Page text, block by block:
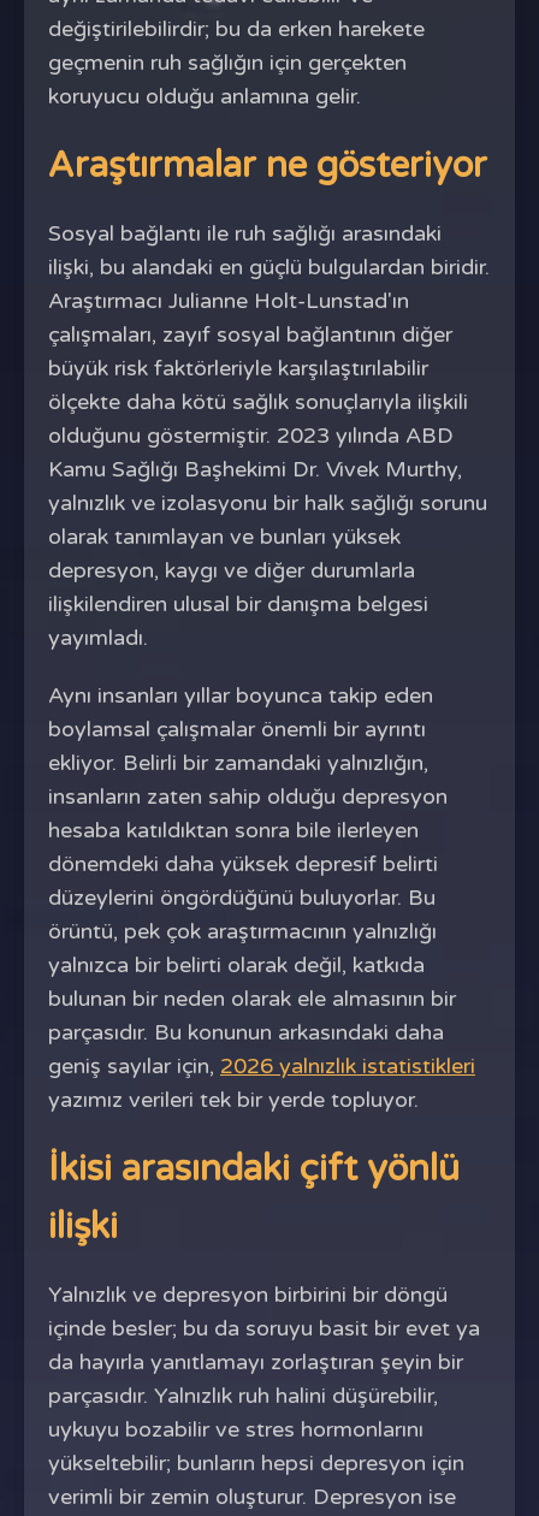
değiştirilebilirdir; bu da erken harekete
geçmenin ruh sağlığın için gerçekten
koruyucu olduğu anlamına gelir.
Araştırmalar ne gösteriyor
Sosyal bağlantı ile ruh sağlığı arasındaki
ilişki, bu alandaki en güçlü bulgulardan biridir.
Araştırmacı Julianne Holt-Lunstad'ın
çalışmaları, zayıf sosyal bağlantının diğer
büyük risk faktörleriyle karşılaştırılabilir
ölçekte daha kötü sağlık sonuçlarıyla ilişkili
olduğunu göstermiştir. 2023 yılında ABD
Kamu Sağlığı Başhekimi Dr. Vivek Murthy,
yalnızlık ve izolasyonu bir halk sağlığı sorunu
olarak tanımlayan ve bunları yüksek
depresyon, kaygı ve diğer durumlarla
ilişkilendiren ulusal bir danışma belgesi
yayımladı.
Aynı insanları yıllar boyunca takip eden
boylamsal çalışmalar önemli bir ayrıntı
ekliyor. Belirli bir zamandaki yalnızlığın,
insanların zaten sahip olduğu depresyon
hesaba katıldıktan sonra bile ilerleyen
dönemdeki daha yüksek depresif belirti
düzeylerini öngördüğünü buluyorlar. Bu
örüntü, pek çok araştırmacının yalnızlığı
yalnızca bir belirti olarak değil, katkıda
bulunan bir neden olarak ele almasının bir
parçasıdır. Bu konunun arkasındaki daha
geniş sayılar için, 2026 yalnızlık istatistikleri
yazımız verileri tek bir yerde topluyor.
İkisi arasındaki çift yönlü
ilişki
Yalnızlık ve depresyon birbirini bir döngü
içinde besler; bu da soruyu basit bir evet ya
da hayırla yanıtlamayı zorlaştıran şeyin bir
parçasıdır. Yalnızlık ruh halini düşürebilir,
uykuyu bozabilir ve stres hormonlarını
yükseltebilir; bunların hepsi depresyon için
verimli bir zemin oluşturur. Depresyon ise